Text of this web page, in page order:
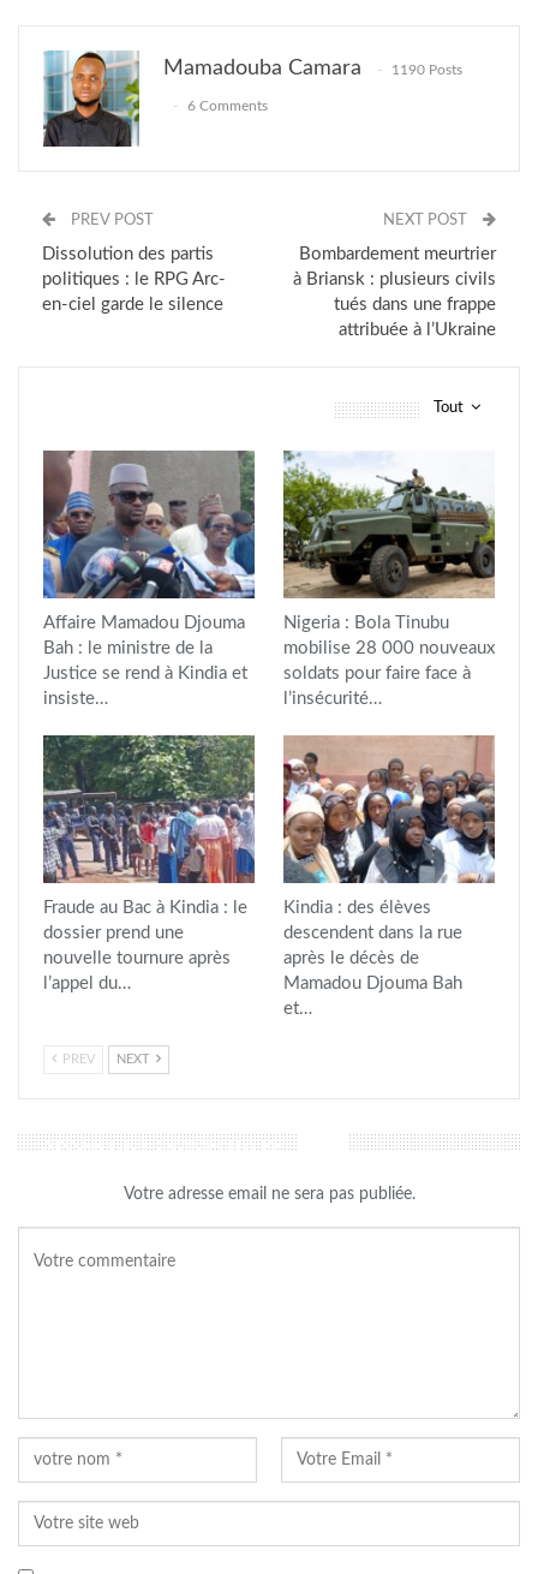
Mamadouba Camara 1190 Posts
6 Comments
PREV POST
Dissolution des partis
politiques : le RPG Arc-
en-ciel garde le silence
NEXT POST
Bombardement meurtrier
à Briansk : plusieurs civils
tués dans une frappe
attribuée à l’Ukraine
Tout
Affaire Mamadou Djouma
Bah : le ministre de la
Justice se rend à Kindia et
insiste…
Nigeria : Bola Tinubu
mobilise 28 000 nouveaux
soldats pour faire face à
l’insécurité…
Fraude au Bac à Kindia : le
dossier prend une
nouvelle tournure après
l’appel du…
Kindia : des élèves
descendent dans la rue
après le décès de
Mamadou Djouma Bah
et…
PREV NEXT
LAISSER UN COMMENTAIRE
Votre adresse email ne sera pas publiée.